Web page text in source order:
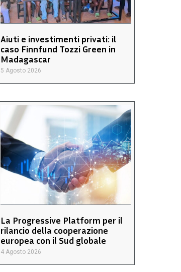
Aiuti e investimenti privati: il
caso Finnfund Tozzi Green in
Madagascar
5 Agosto 2026
La Progressive Platform per il
rilancio della cooperazione
europea con il Sud globale
4 Agosto 2026